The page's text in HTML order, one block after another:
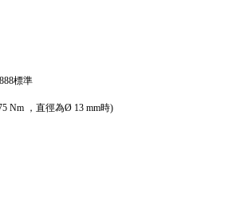
標準
Nm ，直徑為Ø 13 mm時)